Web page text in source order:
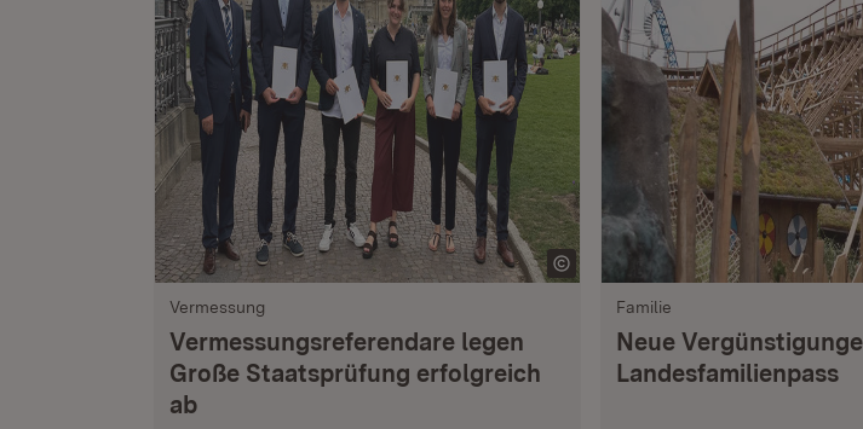
Vermessung
Vermessungsreferendare legen
Große Staatsprüfung erfolgreich
ab
Familie
Neue
Landesfamilienpass